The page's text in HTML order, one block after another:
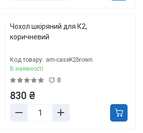
Чохол шкіряний для К2,
коричневий
Код товару: am-caseK2brown
В наявності
0
830 ₴